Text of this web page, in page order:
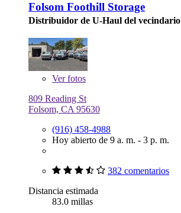
Folsom Foothill Storage
Distribuidor de U-Haul del vecindario
Verfotos
809 Reading St
Folsom, CA 95630
(916) 458-4988
Hoy abierto de 9 a. m. - 3 p. m.
382 comentarios
Distancia estimada
83.0 millas